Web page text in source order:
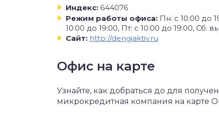
Индекс: 644076
Режим работы офиса: Пн: с 10:00 до
10:00 до 19:00, Пт: с 10:00 до 19:00, Сб:
Сайт: http://dengiaktiv.ru
Офис на карте
Узнайте, как добраться до для
микрокредитная компания на карте